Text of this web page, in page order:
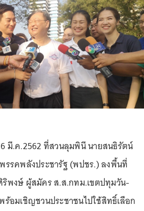
6 มี.ค.2562 ที่สวนลุมพินี นายสนธิรัตน์
รรคพลังประชารัฐ (พปชร.) ลงพื้นที่
พงษ์ ผู้สมัคร ส.ส.กทม.เขตปทุมวัน-
ร้อมเชิญชวนประชาชนไปใช้สิทธิ์เลือก